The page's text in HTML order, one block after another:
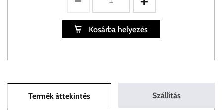
Kosárba helyezés
Termék áttekintés Szállítás